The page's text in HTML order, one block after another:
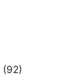
(92)